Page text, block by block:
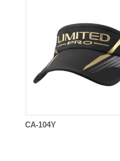
CA-104Y